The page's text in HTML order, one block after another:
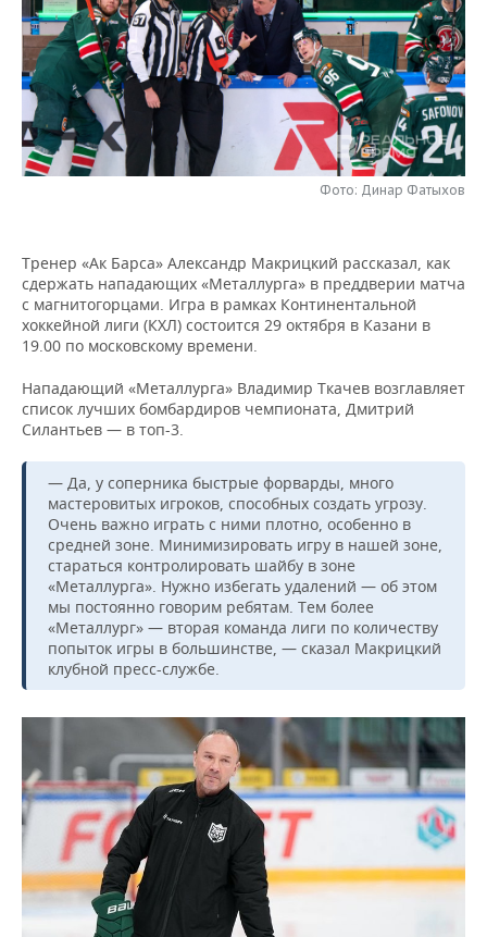
НЕФТЕХИМИЯ
НЕФТЬ
ОПК
ЭНЕРГЕТИКА
РОЗНИЧНАЯ ТОРГОВЛЯ
ТРАНСПОРТ
УСЛУГИ
НОВОСТИ ТЕХНОЛОГИЙ
IT
МЕДИА
МЕРОПРИЯТИЯ
НОВОСТИ МЕРОПРИЯТИЙ
ВЫЕЗДНАЯ РЕДАКЦИЯ
ОТКРЫТАЯ ЛЕКЦИЯ
СПОРТ
НОВОСТИ СПОРТА
БАСКЕТБОЛ
ВОЛЕЙБОЛ
КИБЕРСПОРТ
ФИГУРНОЕ КАТАНИЕ
ВОДНЫЕ ВИДЫ СПОРТА
ХОККЕЙ С МЯЧОМ
ОБЩЕСТВО
ИНФРАСТРУКТУРА
ИСТОРИЯ
КУЛЬТУРА
МЕДИЦИНА
ОБРАЗОВАНИЕ
ПРОИСШЕСТВИЯ
СПРАВОЧНИК
СПИСОК ПЕРСОН
СПИСОК КОМПАНИЙ
ПОЛНАЯ ВЕРСИЯ
Фото: Динар Фатыхов
Тренер «Ак Барса» Александр Макрицкий рассказал, как
сдержать нападающих «Металлурга» в преддверии матча
с магнитогорцами. Игра в рамках Континентальной
хоккейной лиги (КХЛ) состоится 29 октября в Казани в
19.00 по московскому времени.
Нападающий «Металлурга» Владимир Ткачев возглавляет
список лучших бомбардиров чемпионата, Дмитрий
Силантьев — в топ-3.
— Да, у соперника быстрые форварды, много
мастеровитых игроков, способных создать угрозу.
Очень важно играть с ними плотно, особенно в
средней зоне. Минимизировать игру в нашей зоне,
стараться контролировать шайбу в зоне
«Металлурга». Нужно избегать удалений — об этом
мы постоянно говорим ребятам. Тем более
«Металлург» — вторая команда лиги по количеству
попыток игры в большинстве, — сказал Макрицкий
клубной пресс-службе.